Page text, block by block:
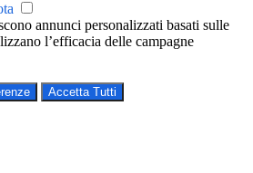
annunci personalizzati basati sulle
l’efficacia delle campagne
Accetta Tutti